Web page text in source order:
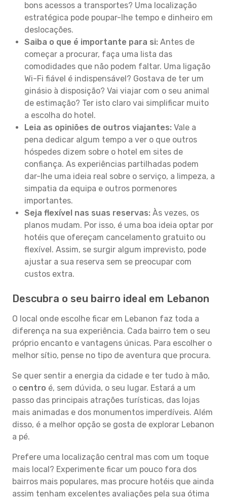
bons acessos a transportes? Uma localização
estratégica pode poupar-lhe tempo e dinheiro em
deslocações.
Saiba o que é importante para si: Antes de
começar a procurar, faça uma lista das
comodidades que não podem faltar. Uma ligação
Wi-Fi fiável é indispensável? Gostava de ter um
ginásio à disposição? Vai viajar com o seu animal
de estimação? Ter isto claro vai simplificar muito
a escolha do hotel.
Leia as opiniões de outros viajantes: Vale a
pena dedicar algum tempo a ver o que outros
hóspedes dizem sobre o hotel em sites de
confiança. As experiências partilhadas podem
dar-lhe uma ideia real sobre o serviço, a limpeza, a
simpatia da equipa e outros pormenores
importantes.
Seja flexível nas suas reservas: Às vezes, os
planos mudam. Por isso, é uma boa ideia optar por
hotéis que ofereçam cancelamento gratuito ou
flexível. Assim, se surgir algum imprevisto, pode
ajustar a sua reserva sem se preocupar com
custos extra.
Descubra o seu bairro ideal em Lebanon
O local onde escolhe ficar em Lebanon faz toda a
diferença na sua experiência. Cada bairro tem o seu
próprio encanto e vantagens únicas. Para escolher o
melhor sítio, pense no tipo de aventura que procura.
Se quer sentir a energia da cidade e ter tudo à mão,
o centro é, sem dúvida, o seu lugar. Estará a um
passo das principais atrações turísticas, das lojas
mais animadas e dos monumentos imperdíveis. Além
disso, é a melhor opção se gosta de explorar Lebanon
a pé.
Prefere uma localização central mas com um toque
mais local? Experimente ficar um pouco fora dos
bairros mais populares, mas procure hotéis que ainda
assim tenham excelentes avaliações pela sua ótima